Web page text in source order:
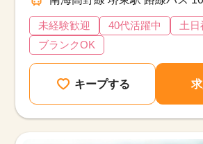
未経験歓迎 40代活躍中
土日
ブランクOK
キープする